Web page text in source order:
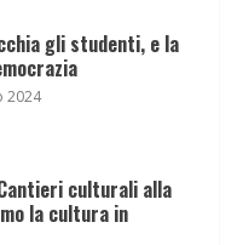
gli studenti, e la
2024
culturali alla
la cultura in